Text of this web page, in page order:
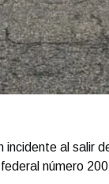
incidente al salir
número